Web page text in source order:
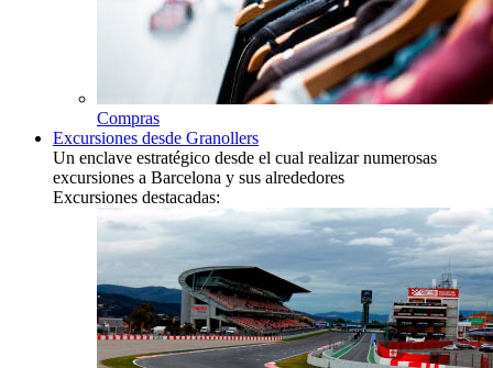
Compras
Excursiones desde Granollers
Un enclave estratégico desde el cual realizar numerosas
excursiones a Barcelona y sus alrededores
Excursiones destacadas: